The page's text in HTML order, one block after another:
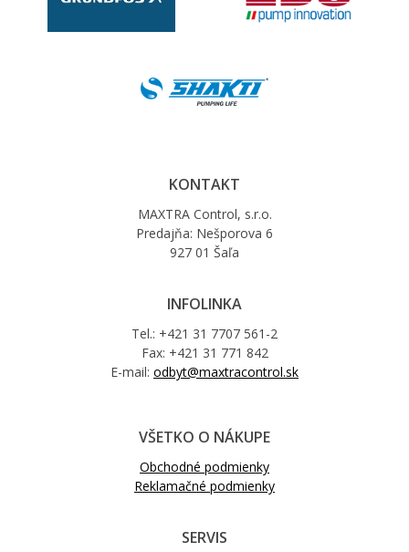
KONTAKT
MAXTRA Control, s.r.o.
Predajňa: Nešporova 6
927 01 Šaľa
INFOLINKA
Tel.: +421 31 7707 561-2
Fax: +421 31 771 842
E-mail: odbyt@maxtracontrol.sk
VŠETKO O NÁKUPE
Obchodné podmienky
Reklamačné podmienky
SERVIS